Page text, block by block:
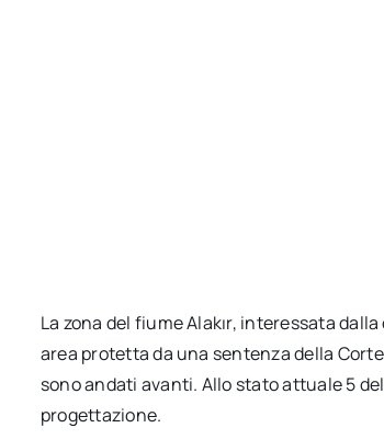
La zona del fiume Alakır, interessata
area protetta da una sentenza della
sono andati avanti. Allo stato attuale 5
progettazione.